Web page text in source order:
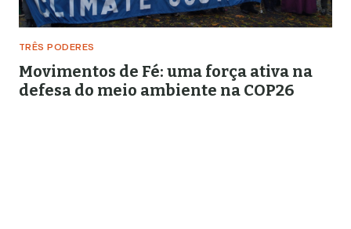
TRÊS PODERES
Movimentos de Fé: uma força ativa na
defesa do meio ambiente na COP26